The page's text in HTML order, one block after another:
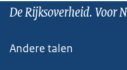
De Rijksoverheid. Voor
Andere talen